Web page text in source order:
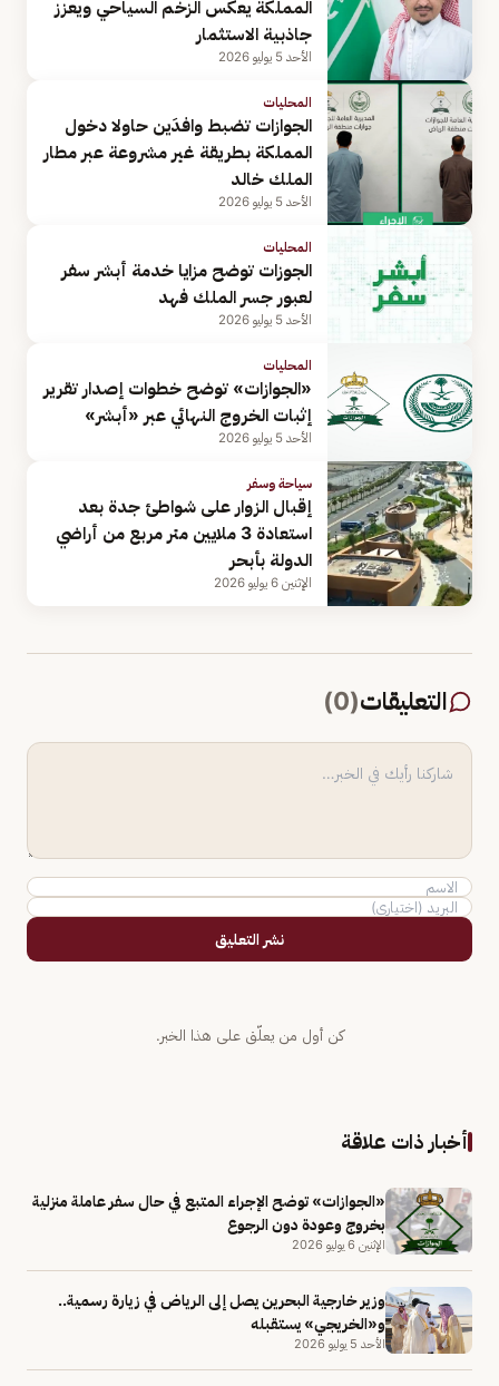
المملكة يعكس الزخم السياحي ويعزز
جاذبية الاستثمار
الأحد 5 يوليو 2026
المحليات
الجوازات تضبط وافدَين حاولا دخول
المملكة بطريقة غير مشروعة عبر مطار
الملك خالد
الأحد 5 يوليو 2026
المحليات
الجوزات توضح مزايا خدمة أبشر سفر
لعبور جسر الملك فهد
الأحد 5 يوليو 2026
المحليات
«الجوازات» توضح خطوات إصدار تقرير
إثبات الخروج النهائي عبر «أبشر»
الأحد 5 يوليو 2026
سياحة وسفر
إقبال الزوار على شواطئ جدة بعد
استعادة 3 ملايين متر مربع من أراضي
الدولة بأبحر
الإثنين 6 يوليو 2026
التعليقات(
0
)
نشر التعليق
كن أول من يعلّق على هذا الخبر.
أخبار ذات علاقة
«الجوازات» توضح الإجراء المتبع في حال سفر عاملة منزلية
بخروج وعودة دون الرجوع
الإثنين 6 يوليو 2026
وزير خارجية البحرين يصل إلى الرياض في زيارة رسمية..
و«الخريجي» يستقبله
الأحد 5 يوليو 2026